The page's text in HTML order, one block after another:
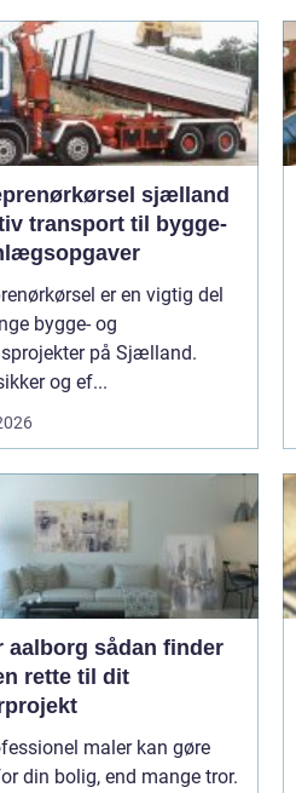
sjælland
transport til bygge-
er en vigtig del
bygge- og
på Sjælland.
og ef...
sådan finder
rette til dit
maler kan gøre
din bolig, end mange tror.